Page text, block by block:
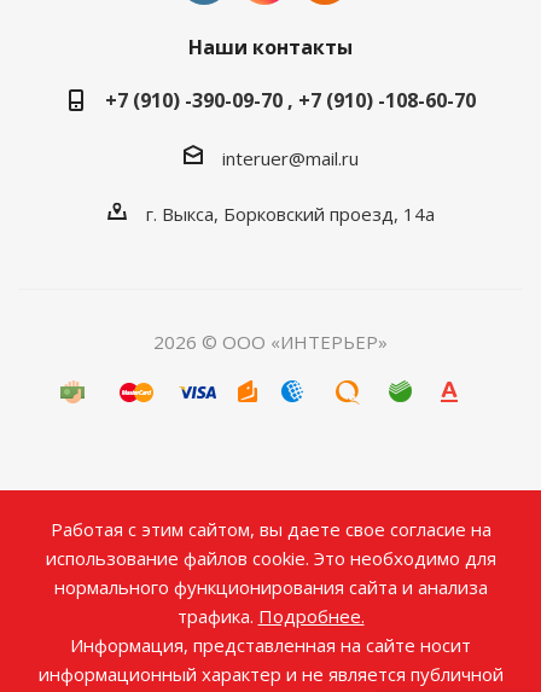
Наши контакты
+7 (910) -390-09-70 , +7 (910) -108-60-70
interuer@mail.ru
г. Выкса, Борковский проезд, 14а
2026 © ООО «ИНТЕРЬЕР»
Работая с этим сайтом, вы даете свое согласие на
использование файлов cookie. Это необходимо для
нормального функционирования сайта и анализа
трафика. Подробнее.
Информация, представленная на сайте носит
информационный характер и не является публичной